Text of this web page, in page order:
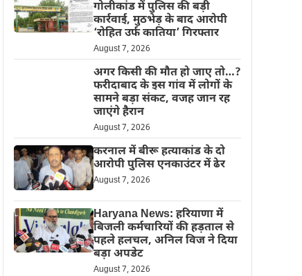
गोलीकांड में पुलिस की बड़ी
कार्रवाई, मुठभेड़ के बाद आरोपी
‘रोहित उर्फ कातिया’ गिरफ्तार
August 7, 2026
अगर किसी की मौत हो जाए तो…?
फरीदाबाद के इस गांव में लोगों के
सामने बड़ा संकट, वजह जान रह
जाएंगे हैरान
August 7, 2026
करनाल में बीरू हत्याकांड के दो
आरोपी पुलिस एनकाउंटर में ढेर
August 7, 2026
Haryana News: हरियाणा में
बिजली कर्मचारियों की हड़ताल से
पहले हलचल, अनिल विज ने दिया
बड़ा अपडेट
August 7, 2026